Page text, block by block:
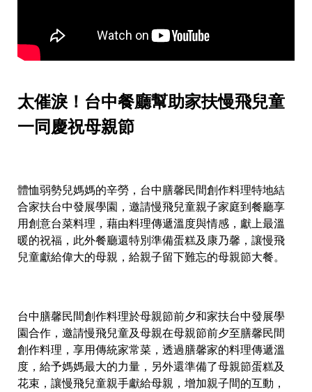
太催淚！台中餐廳幫助家扶慢飛兒童
一同慶祝母親節
體恤弱勢兒媽媽的辛勞，台中膳馨民間創作料理特地結
合家扶台中發展學園，邀請慢飛兒童親子家庭到餐廳享
用創意台菜料理，藉由料理傳遞溫度與情感，獻上最溫
暖的祝福，此外餐廳還特別準備蛋糕及康乃馨，讓慢飛
兒童獻給偉大的母親，給親子留下難忘的母親節大餐。
台中膳馨民間創作料理於母親節前夕和家扶台中發展學
園合作，邀請慢飛兒童及母親在母親節前夕至膳馨民間
創作料理，享用傳統家常菜，透過膳馨家的料理傳遞溫
度，給予媽媽最大的力量，另外還準備了母親節蛋糕及
花束，讓慢飛兒童親手獻給母親，增加親子間的互動，